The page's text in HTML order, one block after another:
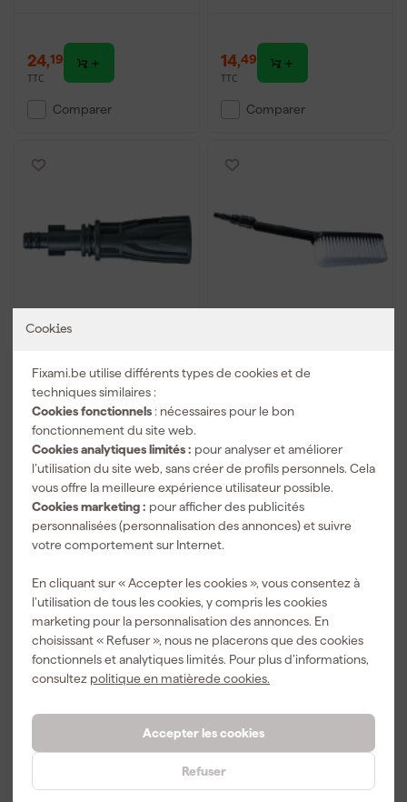
Cookies
Fixami.be utilise différents types de cookies et de
techniques similaires :
Cookies fonctionnels : nécessaires pour le bon
fonctionnement du site web.
Cookies analytiques limités : pour analyser et améliorer
l’utilisation du site web, sans créer de profils personnels. Cela
vous offre la meilleure expérience utilisateur possible.
Cookies marketing : pour afficher des publicités
personnalisées (personnalisation des annonces) et suivre
votre comportement sur Internet.
En cliquant sur « Accepter les cookies », vous consentez à
l’utilisation de tous les cookies, y compris les cookies
marketing pour la personnalisation des annonces. En
choisissant « Refuser », nous ne placerons que des cookies
fonctionnels et analytiques limités. Pour plus d’informations,
consultez politique en matièrede cookies.
Accepter les cookies
Refuser
24,19
TTC
Comparer
14,49
TTC
Comparer
Makita 197853-7 Pièce
Livré demain
7,79
TTC
Comparer
9,69
TTC
Comparer
Makita 123784-4 Tuyau
haute pression - 10m
EUROM 14.091.0
Shine